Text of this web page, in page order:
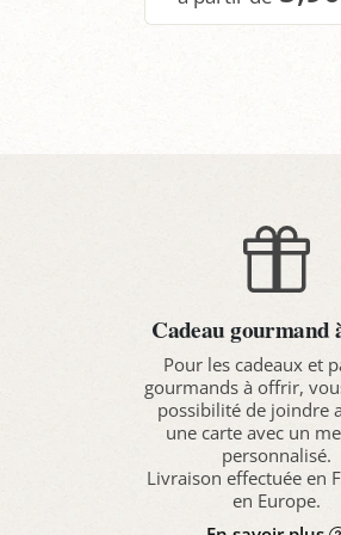
Cadeau gourmand
Pour les cadeaux et
gourmands à offrir,
possibilité de joindre
une carte avec un
personnalisé.
Livraison effectuée en
en Europe.